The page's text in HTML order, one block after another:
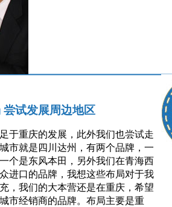
尝试发展周边地区
于重庆的发展，此外我们也尝试走
市就是四川达州，有两个品牌，一
个是东风本田，另外我们在青海西
进口的品牌，我想这些布局对于我
，我们的大本营还是在重庆，希望
市经销商的品牌。布局主要是重